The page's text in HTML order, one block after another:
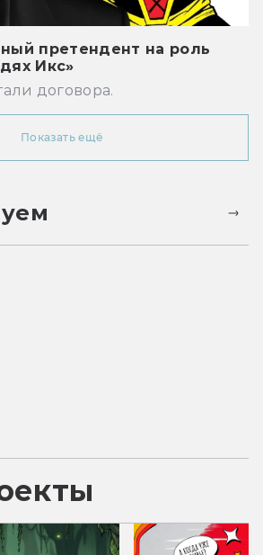
претендент на роль
Икс»
договора.
Показать ещё